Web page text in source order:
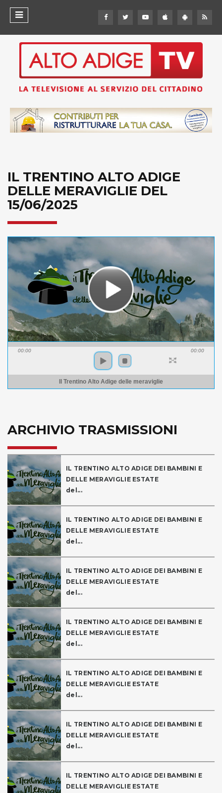
IL TRENTINO ALTO ADIGE
DELLE MERAVIGLIE DEL
15/06/2025
00:00 00:00
Il Trentino Alto Adige delle meraviglie
ARCHIVIO TRASMISSIONI
IL TRENTINO ALTO ADIGE DEI BAMBINI E
DELLE MERAVIGLIE ESTATE
del...
IL TRENTINO ALTO ADIGE DEI BAMBINI E
DELLE MERAVIGLIE ESTATE
del...
IL TRENTINO ALTO ADIGE DEI BAMBINI E
DELLE MERAVIGLIE ESTATE
del...
IL TRENTINO ALTO ADIGE DEI BAMBINI E
DELLE MERAVIGLIE ESTATE
del...
IL TRENTINO ALTO ADIGE DEI BAMBINI E
DELLE MERAVIGLIE ESTATE
del...
IL TRENTINO ALTO ADIGE DEI BAMBINI E
DELLE MERAVIGLIE ESTATE
del...
IL TRENTINO ALTO ADIGE DEI BAMBINI E
DELLE MERAVIGLIE ESTATE